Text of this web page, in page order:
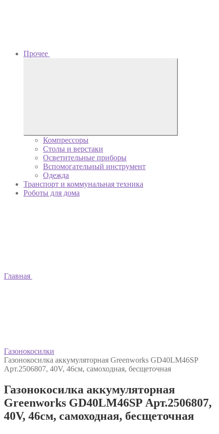
Прочее
Компрессоры
Столы и верстаки
Осветительные приборы
Вспомогательный инструмент
Одежда
Транспорт и коммунальная техника
Роботы для дома
Главная
Газонокосилки
Газонокосилка аккумуляторная Greenworks GD40LM46SP
Арт.2506807, 40V, 46см, самоходная, бесщеточная
Газонокосилка аккумуляторная
Greenworks GD40LM46SP Арт.2506807,
40V, 46см, самоходная, бесщеточная